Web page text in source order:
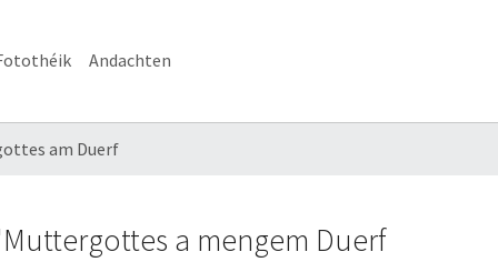
Andachten
am Duerf
a mengem Duerf